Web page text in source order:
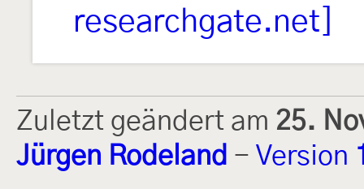
researchgate.net]
Zuletzt geändert am 25.
Jürgen Rodeland - Version